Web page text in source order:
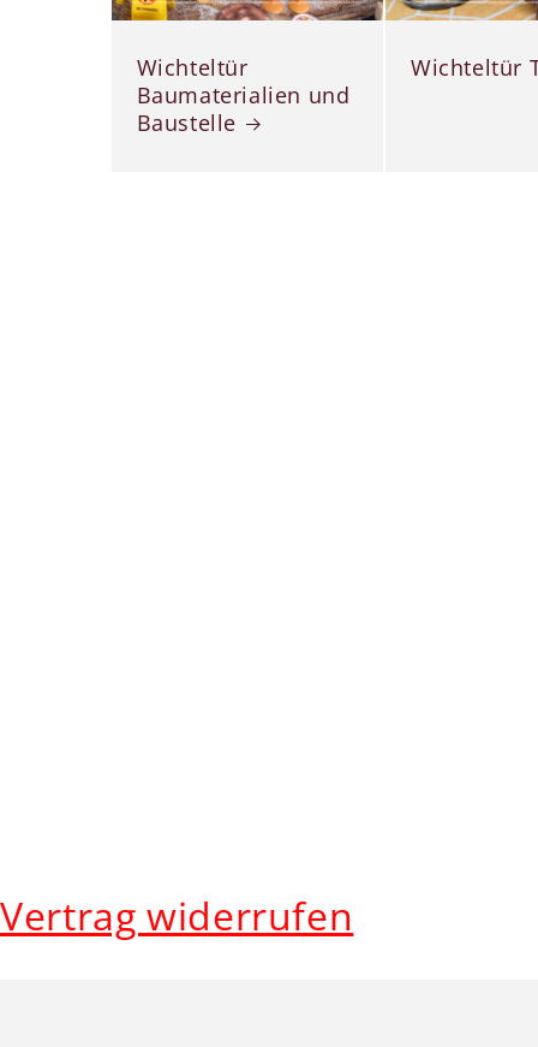
Wichteltür
Baumaterialien und
Baustelle
Wichteltür
Vertrag widerrufen